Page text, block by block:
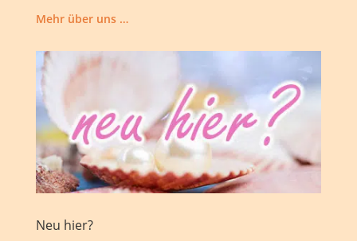
Mehr über uns …
Neu hier?